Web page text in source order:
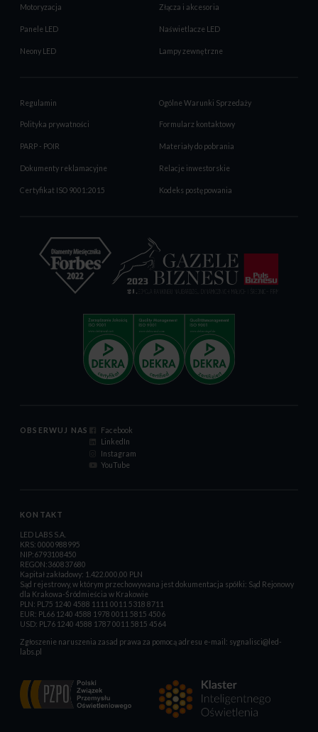
Motoryzacja Złącza i akcesoria
Panele LED Naświetlacze LED
Neony LED Lampy zewnętrzne
Regulamin Ogólne Warunki Sprzedaży
Polityka prywatności Formularz kontaktowy
PARP - POIR Materiały do pobrania
Dokumenty reklamacyjne Relacje inwestorskie
Certyfikat ISO 9001:2015 Kodeks postępowania
OBSERWUJ NAS
Facebook
LinkedIn
Instagram
YouTube
KONTAKT
LED LABS S.A.
KRS: 0000988995
NIP:6793108450
REGON:360837680
Kapitał zakładowy: 1.422.000,00 PLN
Sąd rejestrowy, w którym przechowywana jest dokumentacja spółki: Sąd Rejonowy
dla Krakowa-Śródmieścia w Krakowie
PLN: PL75 1240 4588 1111 0011 5318 8711
EUR: PL66 1240 4588 1978 0011 5815 4506
USD: PL76 1240 4588 1787 0011 5815 4564
Zgłoszenie naruszenia zasad prawa za pomocą adresu e-mail: sygnalisci@led-
labs.pl